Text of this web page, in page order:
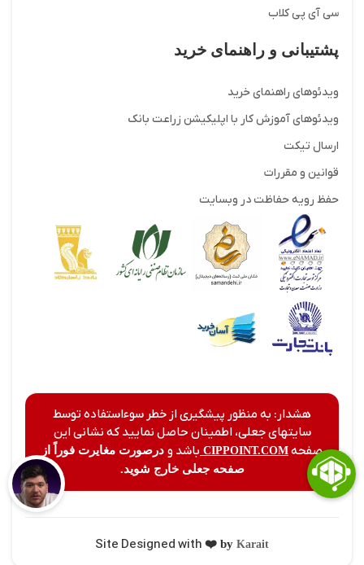
سی آی پی کلاب
پشتیبانی و راهنمای خرید
ویدئوهای راهنمای خرید
ویدئوهای آموزش کار با اپلیکیشن زراعت بانک
ارسال تیکت
قوانین و مقررات
حفظ رویه حفاظت در وبسایت
هشدار: به منظور پیشگیری از خطر سوءاستفاده توسط
سایتهای جعلی، اطمینان حاصل نمایید که نشانی این
صفحه CIPPOINT.COM باشد و درصورت مغایرت فوراً از
صفحه جعلی خارج شوید.
Site Designed with ❤️ by Karait